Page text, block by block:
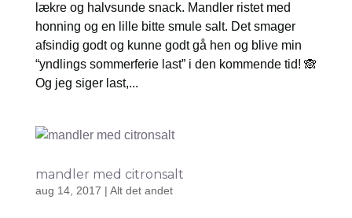
lækre og halvsunde snack. Mandler ristet med
honning og en lille bitte smule salt. Det smager
afsindig godt og kunne godt gå hen og blive min
“yndlings sommerferie last” i den kommende tid! 🙈
Og jeg siger last,...
mandler med citronsalt
aug 14, 2017 | Alt det andet